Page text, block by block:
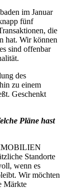
im Januar
fünf
die
hat. Wir können
sind offenbar
des
zu einem
Geschenkt
Pläne hast
Standorte
wenn es
Wir möchten
Märkte